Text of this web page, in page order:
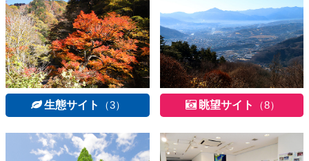
生態サイト （3） 眺望サイト （8）